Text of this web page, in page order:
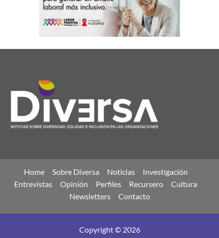
Home Sobre Diversa Noticias
Investigación
Entrevistas
Opinión Perfiles Recursero
Cultura
Newsletters
Contacto
Copyright © 2026